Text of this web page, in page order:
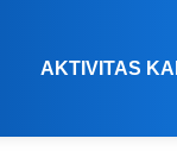
AKTIVITAS